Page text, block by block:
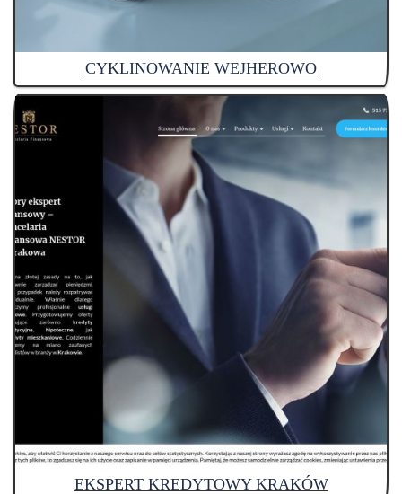
CYKLINOWANIE WEJHEROWO
EKSPERT KREDYTOWY KRAKÓW